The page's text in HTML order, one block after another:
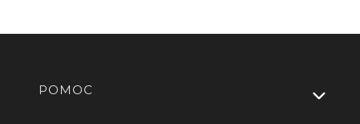
Linki w stopce
POMOC